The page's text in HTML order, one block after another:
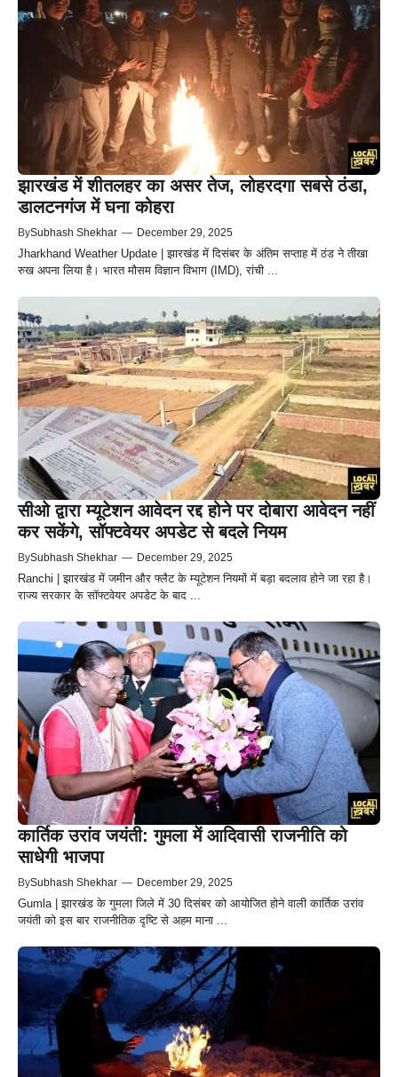
झारखंड में शीतलहर का असर तेज, लोहरदगा सबसे ठंडा,
डालटनगंज में घना कोहरा
BySubhash Shekhar — December 29, 2025
Jharkhand Weather Update | झारखंड में दिसंबर के अंतिम सप्ताह में ठंड ने तीखा
रुख अपना लिया है। भारत मौसम विज्ञान विभाग (IMD), रांची ...
सीओ द्वारा म्यूटेशन आवेदन रद्द होने पर दोबारा आवेदन नहीं
कर सकेंगे, सॉफ्टवेयर अपडेट से बदले नियम
BySubhash Shekhar — December 29, 2025
Ranchi | झारखंड में जमीन और फ्लैट के म्यूटेशन नियमों में बड़ा बदलाव होने जा रहा है।
राज्य सरकार के सॉफ्टवेयर अपडेट के बाद ...
कार्तिक उरांव जयंती: गुमला में आदिवासी राजनीति को
साधेगी भाजपा
BySubhash Shekhar — December 29, 2025
Gumla | झारखंड के गुमला जिले में 30 दिसंबर को आयोजित होने वाली कार्तिक उरांव
जयंती को इस बार राजनीतिक दृष्टि से अहम माना ...